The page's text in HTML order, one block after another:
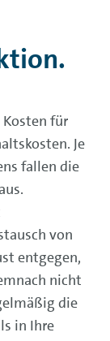
für
Je
fallen die
von
entgegen,
nicht
die
in Ihre